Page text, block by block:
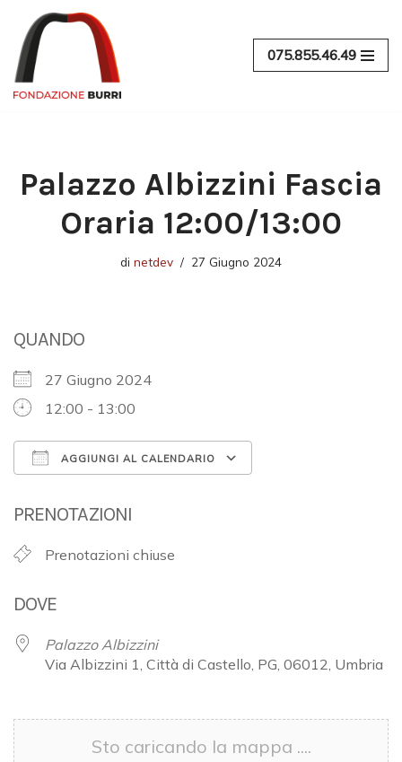
Vai
al
contenuto
075.855.46.49
Palazzo Albizzini Fascia
Oraria 12:00/13:00
di netdev 27 Giugno 2024
QUANDO
27 Giugno 2024
12:00 - 13:00
AGGIUNGI AL CALENDARIO
PRENOTAZIONI
Prenotazioni chiuse
DOVE
Palazzo Albizzini
Via Albizzini 1, Città di Castello, PG, 06012, Umbria
Sto caricando la mappa ....